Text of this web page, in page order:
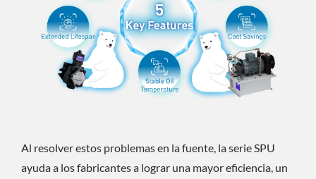
Al resolver estos problemas en la fuente, la serie SPU
ayuda a los fabricantes a lograr una mayor eficiencia, un